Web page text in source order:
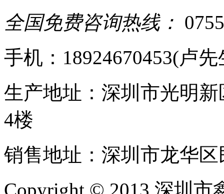
全国免费咨询热线：
手机：18924670453(卢
生产地址：深圳市光明
4楼
销售地址：深圳市龙华
Copyright © 2013 深